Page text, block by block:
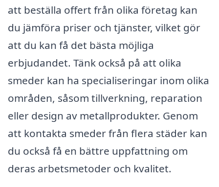
att beställa offert från olika företag kan
du jämföra priser och tjänster, vilket gör
att du kan få det bästa möjliga
erbjudandet. Tänk också på att olika
smeder kan ha specialiseringar inom olika
områden, såsom tillverkning, reparation
eller design av metallprodukter. Genom
att kontakta smeder från flera städer kan
du också få en bättre uppfattning om
deras arbetsmetoder och kvalitet.